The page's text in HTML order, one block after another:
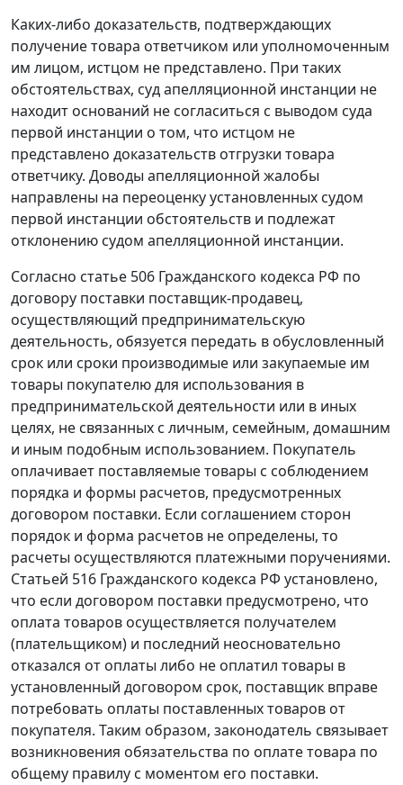
Каких-либо доказательств, подтверждающих
получение товара ответчиком или уполномоченным
им лицом, истцом не представлено. При таких
обстоятельствах, суд апелляционной инстанции не
находит оснований не согласиться с выводом суда
первой инстанции о том, что истцом не
представлено доказательств отгрузки товара
ответчику. Доводы апелляционной жалобы
направлены на переоценку установленных судом
первой инстанции обстоятельств и подлежат
отклонению судом апелляционной инстанции.
Согласно статье 506 Гражданского кодекса РФ по
договору поставки поставщик-продавец,
осуществляющий предпринимательскую
деятельность, обязуется передать в обусловленный
срок или сроки производимые или закупаемые им
товары покупателю для использования в
предпринимательской деятельности или в иных
целях, не связанных с личным, семейным, домашним
и иным подобным использованием. Покупатель
оплачивает поставляемые товары с соблюдением
порядка и формы расчетов, предусмотренных
договором поставки. Если соглашением сторон
порядок и форма расчетов не определены, то
расчеты осуществляются платежными поручениями.
Статьей 516 Гражданского кодекса РФ установлено,
что если договором поставки предусмотрено, что
оплата товаров осуществляется получателем
(плательщиком) и последний неосновательно
отказался от оплаты либо не оплатил товары в
установленный договором срок, поставщик вправе
потребовать оплаты поставленных товаров от
покупателя. Таким образом, законодатель связывает
возникновения обязательства по оплате товара по
общему правилу с моментом его поставки.